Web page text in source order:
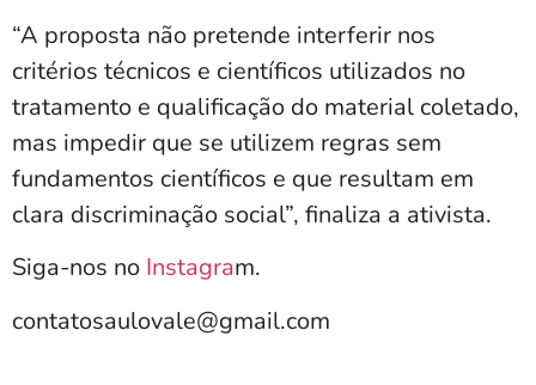
“A proposta não pretende interferir nos
critérios técnicos e científicos utilizados no
tratamento e qualificação do material coletado,
mas impedir que se utilizem regras sem
fundamentos científicos e que resultam em
clara discriminação social”, finaliza a ativista.
Siga-nos no Instagram.
contatosaulovale@gmail.com